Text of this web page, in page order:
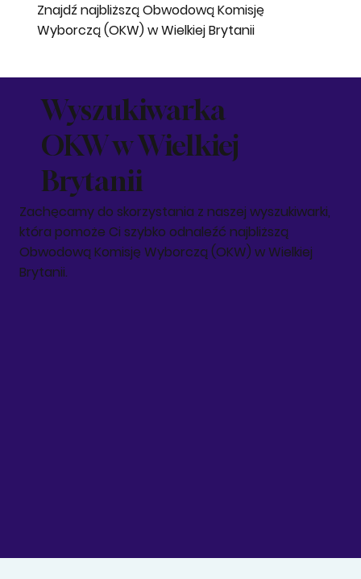
Wyszukiwarka
OKW w Wielkiej
Brytanii
Zachęcamy do skorzystania z naszej wyszukiwarki,
która pomoże Ci szybko odnaleźć najbliższą
Obwodową Komisję Wyborczą (OKW) w Wielkiej
Brytanii.
Znajdź najbliższą Obwodową Komisję
Wyborczą (OKW) w Wielkiej Brytanii